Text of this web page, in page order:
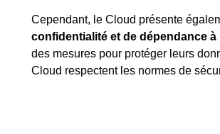
Cependant, le Cloud présente
confidentialité et de dépendance
des mesures pour protéger leurs
Cloud respectent les normes de